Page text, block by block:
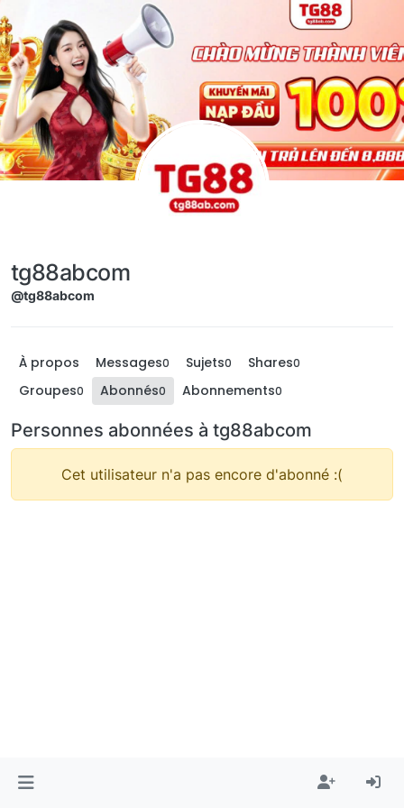
Aller directement au contenu
tg88abcom
@tg88abcom
À propos Messages0 Sujets0 Shares0
Groupes0 Abonnés0 Abonnements0
Personnes abonnées à tg88abcom
Cet utilisateur n'a pas encore d'abonné :(